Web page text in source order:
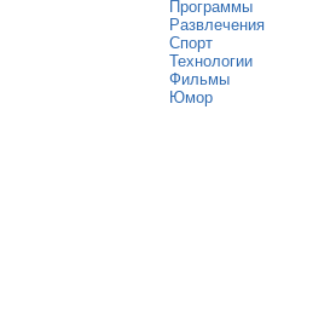
Программы
Развлечения
Спорт
Технологии
Фильмы
Юмор